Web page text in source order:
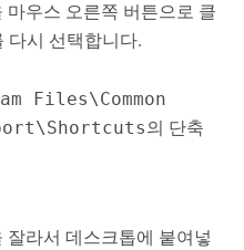
우스 오른쪽 버튼으로 클
다시 선택합니다.
Files\Common
의 단축
라서 데스크톱에 붙여넣